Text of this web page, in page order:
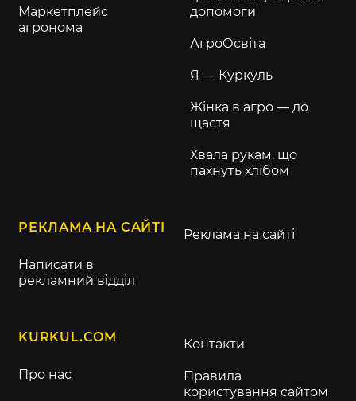
Маркетплейс
агронома
допомоги
АгроОсвіта
Я — Куркуль
Жінка в агро — до
щастя
Хвала рукам, що
пахнуть хлібом
РЕКЛАМА НА САЙТІ
Написати в
рекламний відділ
Реклама на сайті
KURKUL.COM
Про нас
Контакти
Правила
користування сайтом